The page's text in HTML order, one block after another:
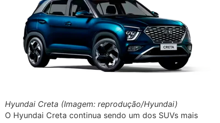
Hyundai Creta (Imagem: reprodução/Hyundai)
O Hyundai Creta continua sendo um dos SUVs mais